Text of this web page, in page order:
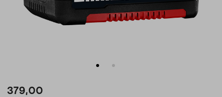
379,00